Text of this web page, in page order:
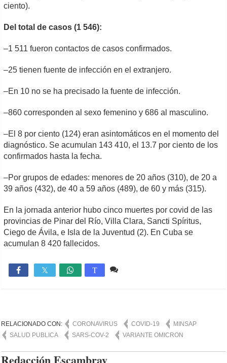
ciento).
Del total de casos (1 546):
–1 511 fueron contactos de casos confirmados.
–25 tienen fuente de infección en el extranjero.
–En 10 no se ha precisado la fuente de infección.
–860 corresponden al sexo femenino y 686 al masculino.
–El 8 por ciento (124) eran asintomáticos en el momento del
diagnóstico. Se acumulan 143 410, el 13.7 por ciento de los
confirmados hasta la fecha.
–Por grupos de edades: menores de 20 años (310), de 20 a
39 años (432), de 40 a 59 años (489), de 60 y más (315).
En la jornada anterior hubo cinco muertes por covid de las
provincias de Pinar del Río, Villa Clara, Sancti Spíritus,
Ciego de Ávila, e Isla de la Juventud (2). En Cuba se
acumulan 8 420 fallecidos.
 T
RELACIONADO CON: CORONAVIRUS COVID-19
MINSAP
SALUD PUBLICA
SARS-COV-2 VARIANTE OMICRON